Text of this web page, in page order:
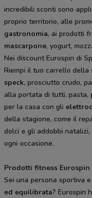
incredibili sconti sono
proprio territorio, alle
gastronomia, ai prodotti
mascarpone, yogurt,
Nei discount Eurospin di
Riempi il tuo carrello
speck, prosciutto crudo,
alla portata di tutti, pasta,
per la casa con gli
della stagione, come il
dolci e gli addobbi
ogni occasione.
Prodotti fitness Eurospin
Sei una persona sportiva
ed equilibrata? Eurospin